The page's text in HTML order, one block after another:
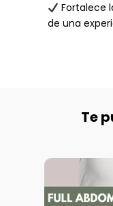
Fortalece
de una
Te